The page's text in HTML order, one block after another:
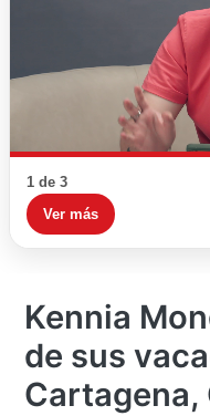
1 de 3
Ver más
Kennia
de sus
Cartagena,